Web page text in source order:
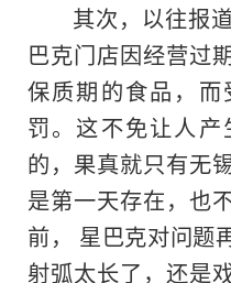
其次，以往报
巴克门店因经营过
保质期的食品，
罚。这不免让人
的，果真就只有无
是第一天存在，也
前， 星巴克对问
射弧太长了，还是